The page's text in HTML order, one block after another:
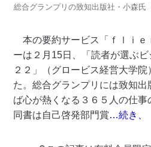
総合グランプリの致知出版社・小森氏
本の要約サービス「ｆｌｉｅ
ーは２月15日、「読者が選ぶ
２２」（グロービス経営大学
た。総合グランプリには致知
ば心が熱くなる３６５人の仕事
同書は自己啓発部門賞…続き、